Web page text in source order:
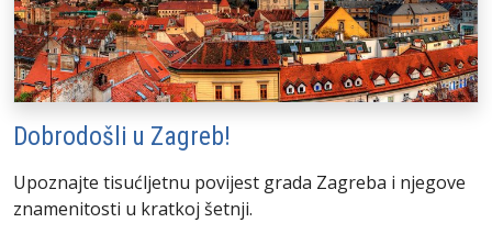
Dobrodošli u Zagreb!
Upoznajte tisućljetnu povijest grada Zagreba i njegove
znamenitosti u kratkoj šetnji.